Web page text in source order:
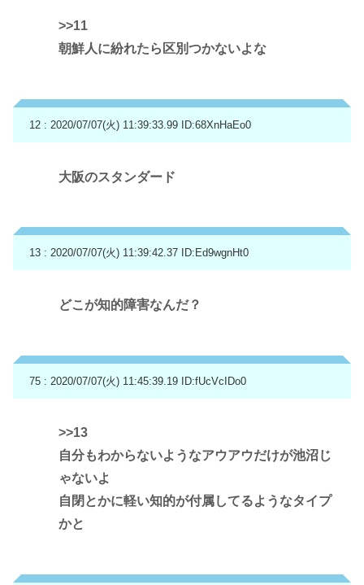
>>11
朝鮮人に紛れたら区別つかないよな
12 : 2020/07/07(火) 11:39:33.99 ID:68XnHaEo0
大阪のスタンダード
13 : 2020/07/07(火) 11:39:42.37 ID:Ed9wgnHt0
どこが知的障害なんだ？
75 : 2020/07/07(火) 11:45:39.19 ID:fUcVcIDo0
>>13
自分もわからないようなアウアウだけが池沼じ
ゃないよ
自閉とかに軽い知的が付属してるようなタイプ
かと